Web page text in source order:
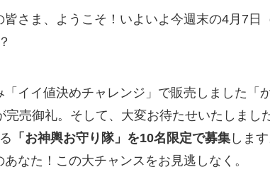
さま、ようこそ！いよいよ今週末の4月7日
イイ値決めチャレンジ」で販売しました「
売御礼。そして、大変お待たせいたしまし
「お神輿お守り隊」を10名限定で募集 しま
なた！この大チャンスをお見逃しなく。